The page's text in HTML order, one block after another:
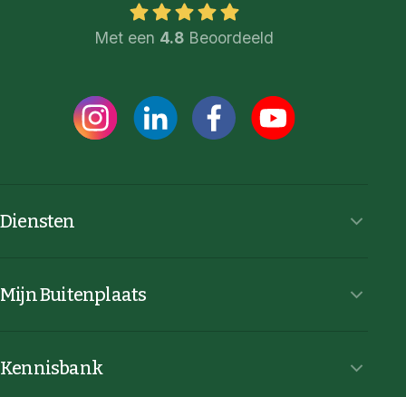
Met een 4.8 Beoordeeld
Diensten
Mijn Buitenplaats
Kennisbank